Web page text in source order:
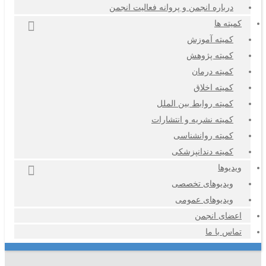
درباره انجمن و پروانه فعالیت انجمن
کمیته ها
کمیته آموزش
کمیته پژوهش
کمیته درمان
کمیته اخلاق
کمیته روابط بین الملل
کمیته نشریه و انتشارات
کمیته روانشناسی
کمیته دندانپزشکی
ویدیوها
ویدیوهای تخصصی
ویدیوهای عمومی
اعضای انجمن
تماس با ما